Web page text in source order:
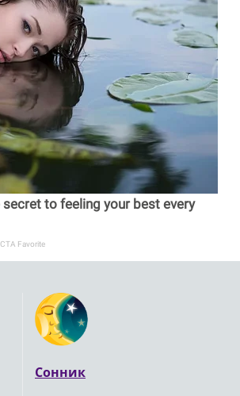
to feeling your best every
CTA Favorite
Сонник